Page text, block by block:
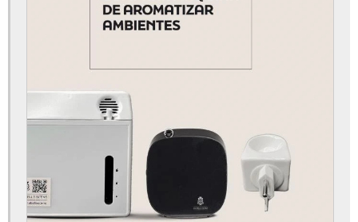
Aromatização de lojas
Aluguel de máquina de aromatização profissional
Aluguel de máquinas de aromatização
Aparelho aromatizador de ambiente
Aparelho aromatizador de ambiente elétrico
Aparelho aromatizador de ambiente profissional